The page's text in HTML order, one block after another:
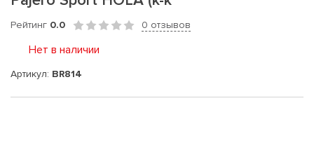
Рейтинг 0.0 0 отзывов
Нет в наличии
Артикул: BR814